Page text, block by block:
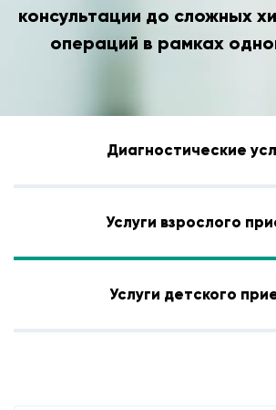
консультации до сложных
операций в рамках
Диагностические
Услуги взрослого
Услуги детского